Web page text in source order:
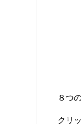
８つ
クリ